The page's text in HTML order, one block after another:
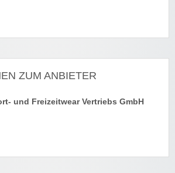
ZUM ANBIETER
und Freizeitwear Vertriebs GmbH